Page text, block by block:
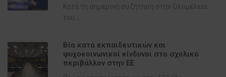
Κατά τη σημερινή συζήτηση στην Ολομέλεια
του...
Βία κατά εκπαιδευτικών και
ψυχοκοινωνικοί κίνδυνοι στο σχολικό
περιβάλλον στην ΕΕ